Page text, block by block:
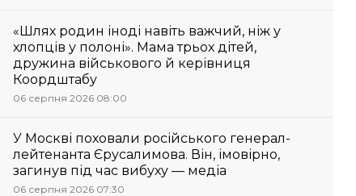
«Шлях родин іноді навіть важчий, ніж у
хлопців у полоні». Мама трьох дітей,
дружина військового й керівниця
Коордштабу
06 серпня 2026 08:00
У Москві поховали російського генерал-
лейтенанта Єрусалимова. Він, імовірно,
загинув під час вибуху — медіа
06 серпня 2026 07:30